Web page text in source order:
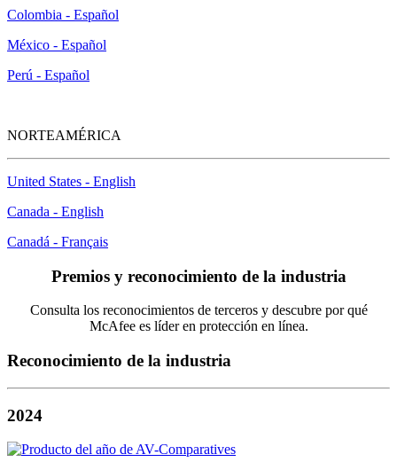
Colombia - Español
México - Español
Perú - Español
NORTEAMÉRICA
United States - English
Canada - English
Canadá - Français
Premios y reconocimiento de la industria
Consulta los reconocimientos de terceros y descubre por qué
McAfee es líder en protección en línea.
Reconocimiento de la industria
2024